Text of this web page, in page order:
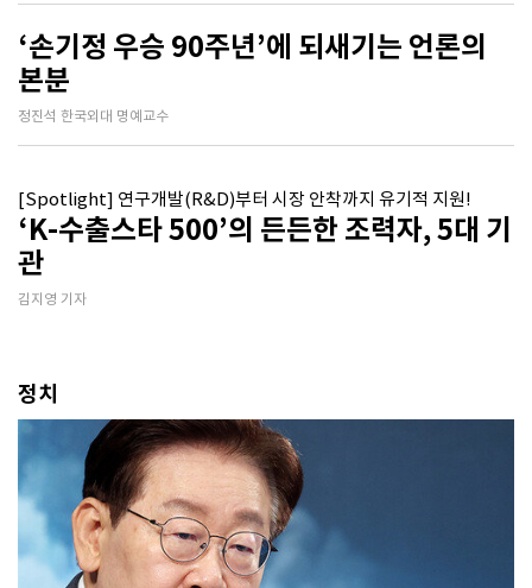
‘손기정 우승 90주년’에 되새기는 언론의
본분
정진석 한국외대 명예교수
[Spotlight] 연구개발(R&D)부터 시장 안착까지 유기적 지원!
‘K-수출스타 500’의 든든한 조력자, 5대 기
관
김지영 기자
정치